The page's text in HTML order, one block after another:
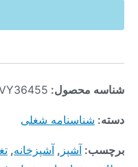
افزودن
محصول:SRVY36455
شغلی
آشپز,آشپزخانه , تغذیه ,